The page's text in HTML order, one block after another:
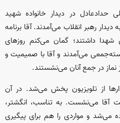
حدادعادل در دیدار خانواده شهید
رهبر انقلاب می‌آمدند. آقا برنامه
شهدا داشتند؛ گمان می‌کنم روز‌های
می‌آمدند و آقا با صمیمیت و
در جمع آنان می‌نشستند.
از تلویزیون پخش می‌شد. در آن
آقا می‌نشست. به تناسب، انگشتر،
می‌شد و مواردی را هم برای پیگیری